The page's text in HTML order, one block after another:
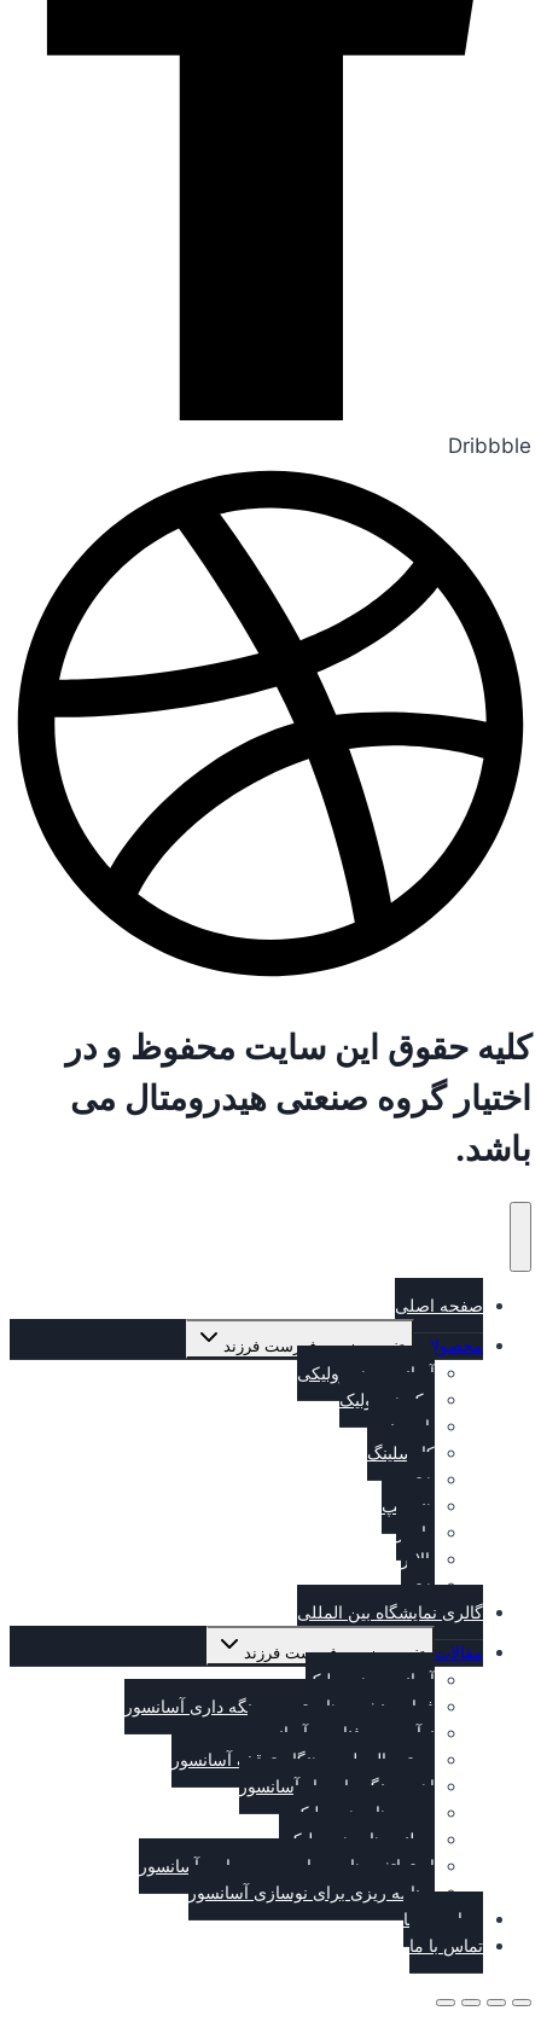
Dribbble
کلیه حقوق این سایت محفوظ و در
اختیار گروه صنعتی هیدرومتال می
باشد.
صفحه اصلی
محصولات
تغییر وضعیت فهرست فرزند
آسانسور هیدرولیکی
جک هیدرولیک
پاوریونیت
کارسلینگ
هیتر
هندپمپ
راپچر
بالابر
هیتر
گالری نمایشگاه بین المللی
مقالات تغییر وضعیت فهرست فرزند
آسانسور هیدرولیک
فراز و نشیب های تعمیر و نگه داری آسانسور
نوآوری در فناوری آسانسور
دستور العمل در هنگام توقف آسانسور
اهمیت نگه داری از آسانسور
مزیت های هیدرولیک
سیلندر های هیدرولیکی
استراتژی هایی برای مدرن سازی آسانسور
برنامه ریزی برای نوسازی آسانسور
درباره ی ما
تماس با ما